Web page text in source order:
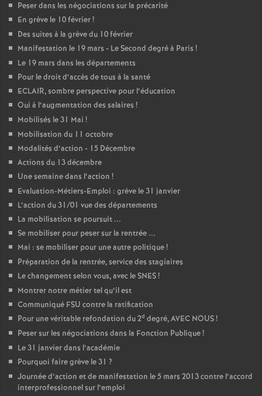
Peser dans les négociations sur la précarité
En grève le 10 février!
Des suites à la grève du 10 février
Manifestation le 19 mars - Le Second degré à Paris !
Le 19 mars dans les départements
Pour le droit d’accès de tous à la santé
ECLAIR, sombre perspective pour l’éducation
Oui à l’augmentation des salaires !
Mobilisés le 31 Mai !
Mobilisation du 11 octobre
Modalités d’action - 15 Décembre
Actions du 13 décembre
Une semaine dans l’action !
Evaluation-Métiers-Emploi : grève le 31 janvier
L’action du 31/01 vue des départements
La mobilisation se poursuit ...
Se mobiliser pour peser sur la rentrée ...
Mai : se mobiliser pour une autre politique!
Préparation de la rentrée, service des stagiaires
Le changement selon vous, avec le SNES!
Montrer notre métier tel qu’il est
Communiqué FSU contre la ratification
Pour une véritable refondation du 2d degré, AVEC NOUS!
Peser sur les négociations dans la Fonction Publique!
Le 31 janvier dans l’académie
Pourquoi faire grève le 31 ?
Journée d’action et de manifestation le 5 mars 2013 contre l’accord
interprofessionnel sur l’emploi